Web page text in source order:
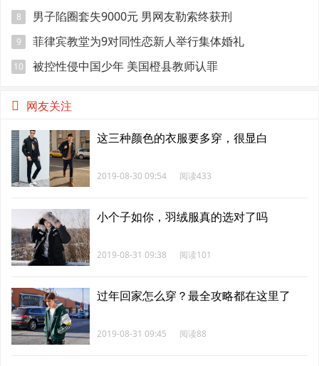
得有点尴尬
8 男子陷圈套失9000元 男网友勒索终获刑
9 菲律宾教堂为9对同性恋新人举行集体婚礼
10 被控性侵中国少年 美国橙县教师认罪
网友关注
这三种颜色的衣服要多穿，很显白
2019-08-30 09:54 阅读433
小个子如你，羽绒服真的选对了吗
2019-08-31 09:38 阅读101
过年回家怎么穿？最全攻略都在这里了
2019-08-31 09:45 阅读88